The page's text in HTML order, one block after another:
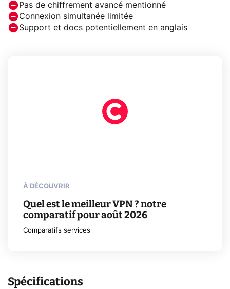
Pas de chiffrement avancé mentionné
Connexion simultanée limitée
Support et docs potentiellement en anglais
À DÉCOUVRIR
Quel est le meilleur VPN ? notre
comparatif pour août 2026
Comparatifs services
Spécifications